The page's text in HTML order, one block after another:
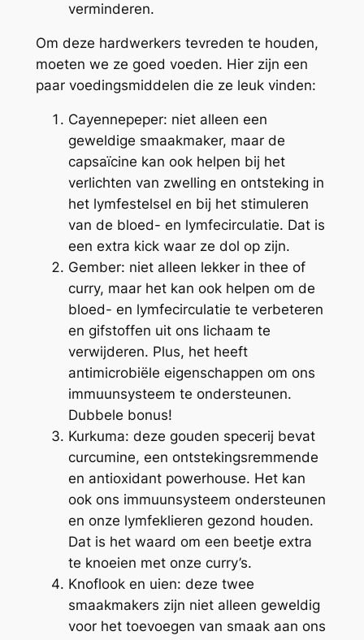
verminderen.
Om deze hardwerkers tevreden te houden,
moeten we ze goed voeden. Hier zijn een
paar voedingsmiddelen die ze leuk vinden:
Cayennepeper: niet alleen een
geweldige smaakmaker, maar de
capsaïcine kan ook helpen bij het
verlichten van zwelling en ontsteking in
het lymfestelsel en bij het stimuleren
van de bloed- en lymfecirculatie. Dat is
een extra kick waar ze dol op zijn.
Gember: niet alleen lekker in thee of
curry, maar het kan ook helpen om de
bloed- en lymfecirculatie te verbeteren
en gifstoffen uit ons lichaam te
verwijderen. Plus, het heeft
antimicrobiële eigenschappen om ons
immuunsysteem te ondersteunen.
Dubbele bonus!
Kurkuma: deze gouden specerij bevat
curcumine, een ontstekingsremmende
en antioxidant powerhouse. Het kan
ook ons immuunsysteem ondersteunen
en onze lymfeklieren gezond houden.
Dat is het waard om een beetje extra
te knoeien met onze curry’s.
Knoflook en uien: deze twee
smaakmakers zijn niet alleen geweldig
voor het toevoegen van smaak aan ons